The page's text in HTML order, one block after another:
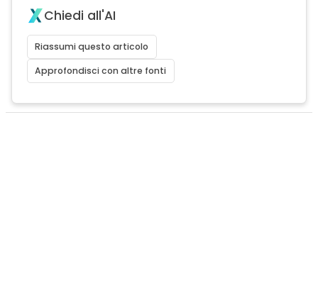
Chiedi all'AI
Riassumi questo articolo
Approfondisci con altre fonti